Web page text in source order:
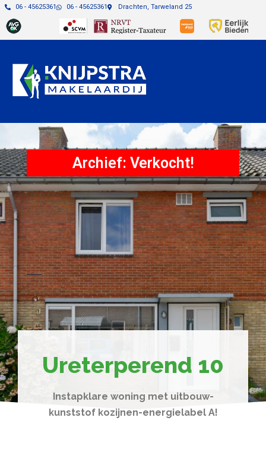
06 - 45625361 06 - 45625361 Drachten, Tarweland 25
Archief: Verkocht!
Ureterperend 10
Instapklare woning met uitbouw-
kunststof kozijnen-energielabel A!